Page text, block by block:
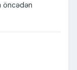
öncədən